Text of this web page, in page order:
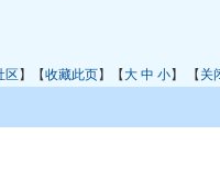
区】【收藏此页】【大 中 小】 【关